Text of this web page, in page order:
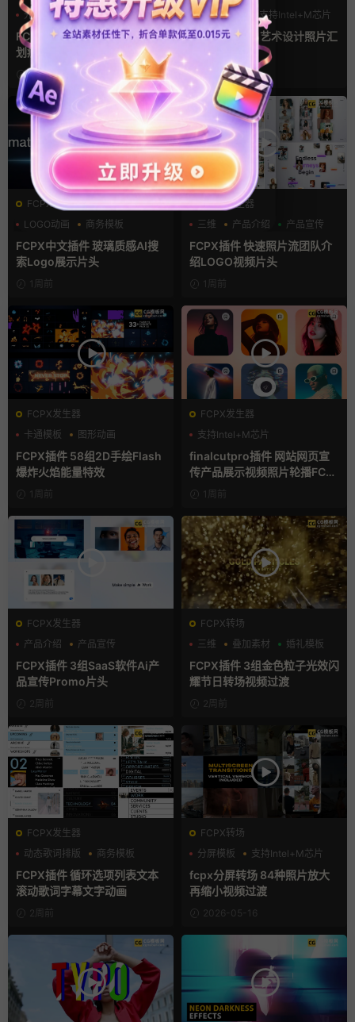
光效
复古风
支持Intel+M芯片
FCPX转场插件 15组光效胶片
划痕复古视频过渡
9小时前
LOGO动画
支持Intel+M芯片
汇聚
fcpx片头插件 艺术设计照片汇
聚LOGO动画
4天前
FCPX发生器
LOGO动画
商务模板
支持Intel+M芯片
FCPX中文插件 玻璃质感AI搜
索Logo展示片头
1周前
FCPX发生器
三维
产品介绍 产品宣传
FCPX插件 快速照片流团队介
绍LOGO视频片头
1周前
FCPX发生器
卡通模板
图形动画
手绘风
FCPX插件 58组2D手绘Flash
爆炸火焰能量特效
1周前
FCPX发生器
支持Intel+M芯片
finalcutpro插件 网站网页宣
传产品展示视频照片轮播FCP
X插件1周前
FCPX发生器
产品介绍
产品宣传
产品展示
FCPX插件 3组SaaS软件Ai产
品宣传Promo片头
2周前
FCPX转场
三维
叠加素材 婚礼模板
FCPX插件 3组金色粒子光效闪
耀节日转场视频过渡
2周前
FCPX发生器
动态歌词排版
商务模板
字幕模板
FCPX插件 循环选项列表文本
滚动歌词字幕文字动画
2周前
FCPX转场
分屏模板
支持Intel+M芯片
照片墙
fcpx分屏转场 84种照片放大
再缩小视频过渡
2026-05-16